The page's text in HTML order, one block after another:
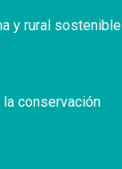
y rural sostenible
conservación